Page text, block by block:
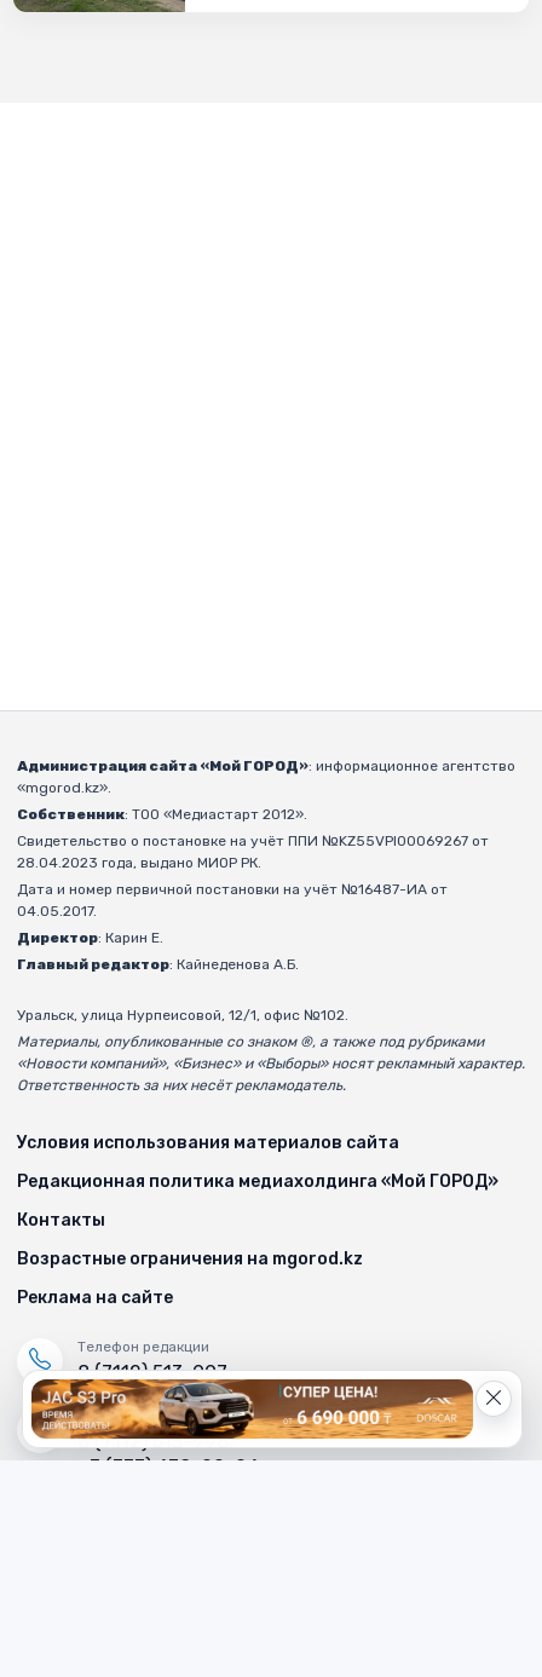
Администрация сайта «Мой ГОРОД»: информационное агентство
«mgorod.kz».
Собственник: ТОО «Медиастарт 2012».
Свидетельство о постановке на учёт ППИ №KZ55VPI00069267 от
28.04.2023 года, выдано МИОР РК.
Дата и номер первичной постановки на учёт №16487-ИА от
04.05.2017.
Директор: Карин Е.
Главный редактор: Кайнеденова А.Б.
Уральск, улица Нурпеисовой, 12/1, офис №102.
Материалы, опубликованные со знаком ®, а также под рубриками
«Новости компаний», «Бизнес» и «Выборы» носят рекламный характер.
Ответственность за них несёт рекламодатель.
Условия использования материалов сайта
Редакционная политика медиахолдинга «Мой ГОРОД»
Контакты
Возрастные ограничения на mgorod.kz
Реклама на сайте
Телефон редакции
8 (7112) 513-997
Телефон рекламной службы
8 (7112) 513-998
+7 (777) 478-00-04